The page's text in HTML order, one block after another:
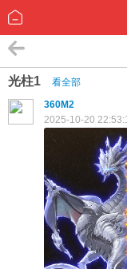
光柱1
看全部
360M2
2025-10-20